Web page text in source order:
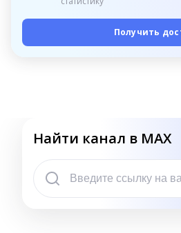
Получить
Найти канал в MAX